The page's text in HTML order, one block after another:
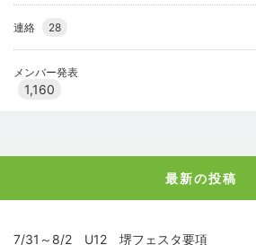
連絡 28
メンバー発表
1,160
最新の投稿
7/31～8/2 U12 堺フェスタ要項